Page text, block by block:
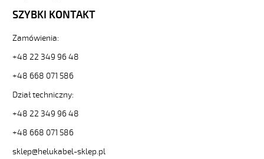
JB-
7G1
Kabel
300/500V
kolorowe
81736
zł
7,88
SZYBKI KONTAKT
Zamówienia:
+48 22 349 96 48
+48 668 071 586
Dział techniczny:
+48 22 349 96 48
+48 668 071 586
sklep@helukabel-sklep.pl